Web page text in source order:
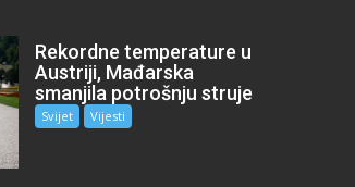
Rekordne temperature u
Austriji, Mađarska
smanjila potrošnju struje
Svijet Vijesti